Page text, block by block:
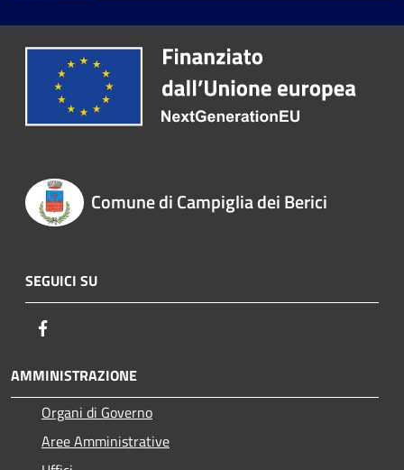
Comune di Campiglia dei Berici
SEGUICI SU
AMMINISTRAZIONE
Organi di Governo
Aree Amministrative